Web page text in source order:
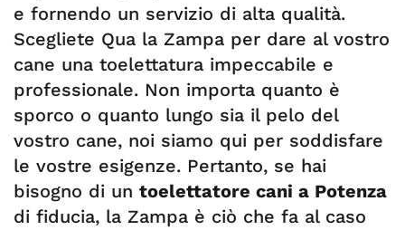
e fornendo un servizio di alta qualità.
Scegliete Qua la Zampa per dare al vostro
cane una toelettatura impeccabile e
professionale. Non importa quanto è
sporco o quanto lungo sia il pelo del
vostro cane, noi siamo qui per soddisfare
le vostre esigenze. Pertanto, se hai
bisogno di un toelettatore cani a Potenza
di fiducia, la Zampa è ciò che fa al caso